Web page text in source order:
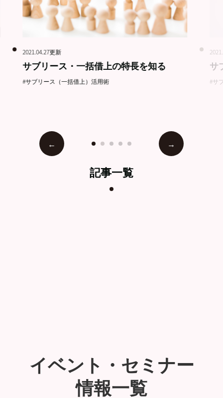
2021.04.27更新
サブリース・一括借上の特長を知る
#サブリース（一括借上）活用術
サ
#サ
記事一覧
イベント・セミナー
情報一覧